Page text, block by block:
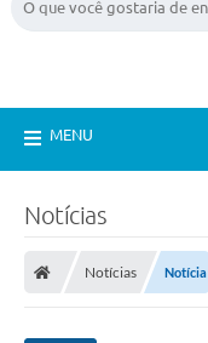
MENU
Notícias
Notícias Notícia